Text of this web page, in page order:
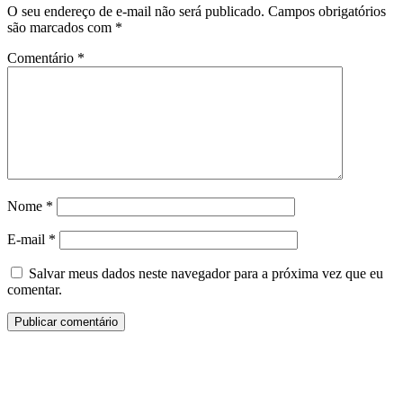
O seu endereço de e-mail não será publicado. Campos obrigatórios
são marcados com *
Comentário *
Nome *
E-mail *
Salvar meus dados neste navegador para a próxima vez que eu
comentar.